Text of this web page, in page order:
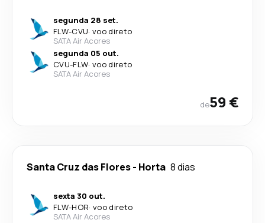
segunda 28 set.
FLW-CVU· voo direto
SATA Air Acores
segunda 05 out.
CVU-FLW· voo direto
SATA Air Acores
de59 €
Santa Cruz das Flores- Horta 8 dias
sexta 30 out.
FLW-HOR· voo direto
SATA Air Acores